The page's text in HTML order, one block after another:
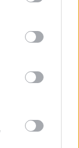
tags to
below Google